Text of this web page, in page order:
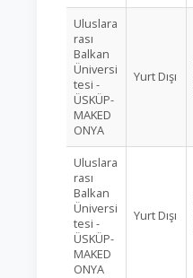
Uluslara
rası
Balkan
Üniversi
tesi -
ÜSKÜP-
MAKED
ONYA
Yurt Dışı
Uluslara
rası
Balkan
Üniversi
tesi -
ÜSKÜP-
MAKED
ONYA
Yurt Dışı